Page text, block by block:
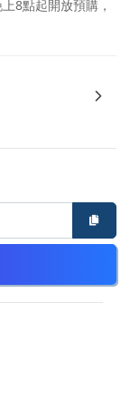
8點起開放預購，